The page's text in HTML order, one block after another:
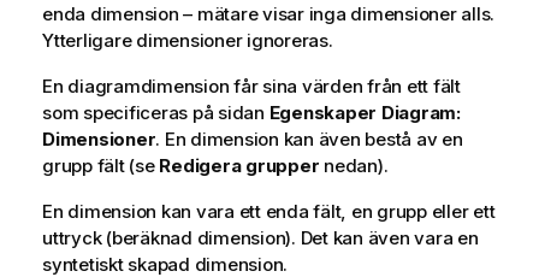
enda dimension – mätare visar inga dimensioner alls.
Ytterligare dimensioner ignoreras.
En diagramdimension får sina värden från ett fält
som specificeras på sidan Egenskaper Diagram:
Dimensioner. En dimension kan även bestå av en
grupp fält (se Redigera grupper nedan).
En dimension kan vara ett enda fält, en grupp eller ett
uttryck (beräknad dimension). Det kan även vara en
syntetiskt skapad dimension.